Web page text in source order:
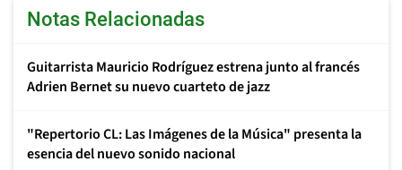
Notas Relacionadas
Guitarrista Mauricio Rodríguez estrena junto al francés
Adrien Bernet su nuevo cuarteto de jazz
"Repertorio CL: Las Imágenes de la Música" presenta la
esencia del nuevo sonido nacional